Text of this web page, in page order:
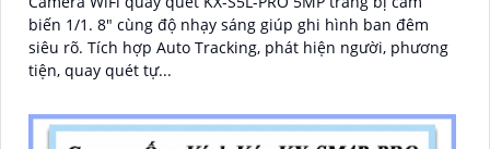
biến 1/1. 8" cùng độ nhạy sáng giúp ghi hình ban đêm
siêu rõ. Tích hợp Auto Tracking, phát hiện người, phương
tiện, quay quét tự...